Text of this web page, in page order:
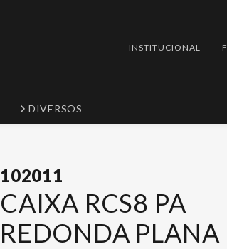
INSTITUCIONAL
DIVERSOS
102011
CAIXA RCS8 PA
REDONDA PLANA